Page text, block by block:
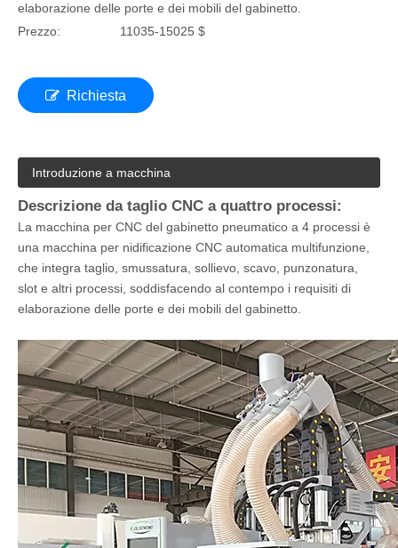
elaborazione delle porte e dei mobili del gabinetto.
Prezzo:
11035-15025 $
Richiesta
Introduzione a macchina
Descrizione da taglio CNC a quattro processi:
La macchina per CNC del gabinetto pneumatico a 4 processi è
una macchina per nidificazione CNC automatica multifunzione,
che integra taglio, smussatura, sollievo, scavo, punzonatura,
slot e altri processi, soddisfacendo al contempo i requisiti di
elaborazione delle porte e dei mobili del gabinetto.